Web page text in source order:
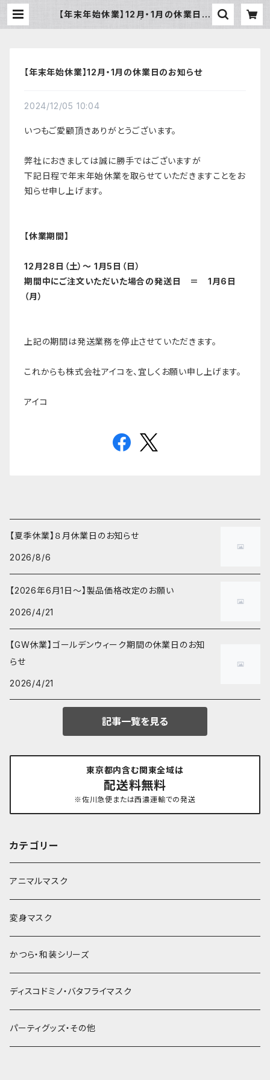
【年末年始休業】12月・1月の休業日の
【年末年始休業】12月・1月の休業日のお知らせ
2024/12/05 10:04
いつもご愛顧頂きありがとうございます。
弊社におきましては誠に勝手ではございますが
下記日程で年末年始休業を取らせていただきますことをお
知らせ申し上げます。
【休業期間】
12月28日（土）〜 1月5日（日）
期間中にご注文いただいた場合の発送日 ＝ 1月6日
（月）
上記の期間は発送業務を停止させていただきます。
これからも株式会社アイコを、宜しくお願い申し上げます。
アイコ
【夏季休業】８月休業日のお知らせ
2026/8/6
【2026年6月1日～】製品価格改定のお願い
2026/4/21
【GW休業】ゴールデンウィーク期間の休業日のお知
らせ
2026/4/21
記事一覧を見る
東京都内含む関東全域は
配送料無料
※佐川急便または西濃運輸での発送
カテゴリー
アニマルマスク
変身マスク
かつら・和装シリーズ
ディスコドミノ・バタフライマスク
パーティグッズ・その他